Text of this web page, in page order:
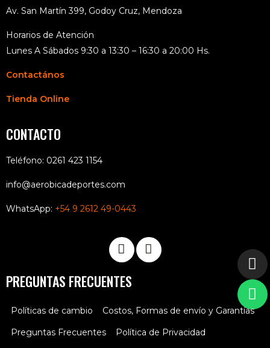
Av. San Martín 399, Godoy Cruz, Mendoza
Horarios de Atención
Lunes A Sábados 9:30 a 13:30 – 16:30 a 20:00 Hs.
Contactános
Tienda Online
CONTACTO
Teléfono: 0261 423 1154
info@aerobicadeportes.com
WhatsApp: +54 9 2612 49-0443
PREGUNTAS FRECUENTES
Políticas de cambio
Costos, Formas de envío y Garantías
Preguntas Frecuentes
Política de Privacidad